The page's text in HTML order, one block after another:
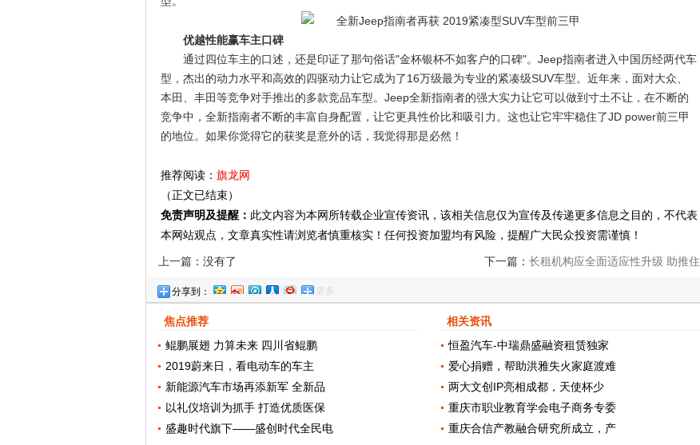
优越性能赢车主口碑
通过四位车主的口述，还是印证了那句俗话"金杯银杯不如客户的口碑"。Jeep指南者进入中国历经两代车
型，杰出的动力水平和高效的四驱动力让它成为了16万级最为专业的紧凑级SUV车型。近年来，面对大众、
本田、丰田等竞争对手推出的多款竞品车型。Jeep全新指南者的强大实力让它可以做到寸土不让，在不断的
竞争中，全新指南者不断的丰富自身配置，让它更具性价比和吸引力。这也让它牢牢稳住了JD power前三甲
的地位。如果你觉得它的获奖是意外的话，我觉得那是必然！
推荐阅读： 旗龙网
（正文已结束）
免责声明及提醒： 此文内容为本网所转载企业宣传资讯，该相关信息仅为宣传及传递更多信息之目的，不代表
本网站观点，文章真实性请浏览者慎重核实！任何投资加盟均有风险，提醒广大民众投资需谨慎！
上一篇：没有了 下一篇： 长租机构应全面适应性升级 助推住
分享到： 更多
焦点推荐
鲲鹏展翅 力算未来 四川省鲲鹏
2019蔚来日，看电动车的车主
新能源汽车市场再添新军 全新品
以礼仪培训为抓手 打造优质医保
盛趣时代旗下——盛创时代全民电
相关资讯
恒盈汽车-中瑞鼎盛融资租赁独家
爱心捐赠，帮助洪雅失火家庭渡难
两大文创IP亮相成都，天使杯少
重庆市职业教育学会电子商务专委
重庆合信产教融合研究所成立，产